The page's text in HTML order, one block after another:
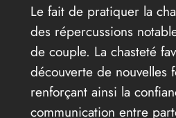
Le fait de pratiquer la
des répercussions
de couple. La chasteté
découverte de nouvelles
renforçant ainsi la
communication entre